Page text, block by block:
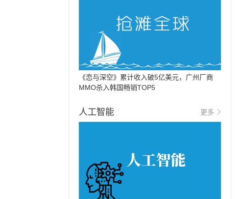
《恋与深空》累计收入破5亿美元，广州厂商
MMO杀入韩国畅销TOP5
人工智能 更多